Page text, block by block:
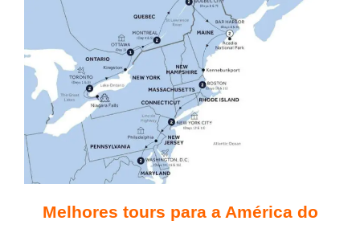
Melhores tours para a América do